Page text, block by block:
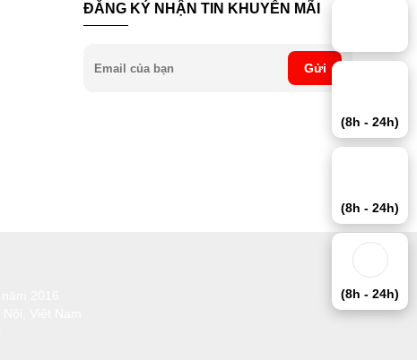
ĐĂNG KÝ NHẬN TIN KHUYẾN MÃI
Gửi
(8h - 24h)
(8h - 24h)
(8h - 24h)